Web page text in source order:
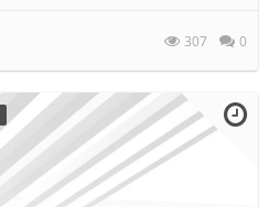
307 0